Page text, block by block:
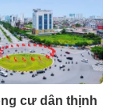
cư dân thịnh